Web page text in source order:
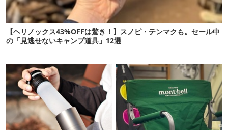
【ヘリノックス43%OFFは驚き！】スノピ・テンマクも。セール中
の「見逃せないキャンプ道具」12選